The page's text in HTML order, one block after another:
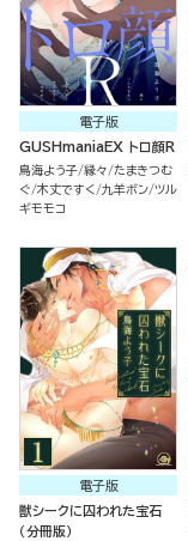
電子版
GUSHmaniaEX トロ顔R
鳥海よう子 縁々 たまきつむ
ぐ 木丈ですく 九羊ボン ツル
ギモモコ
電子版
獣シークに囚われた宝石
（分冊版）